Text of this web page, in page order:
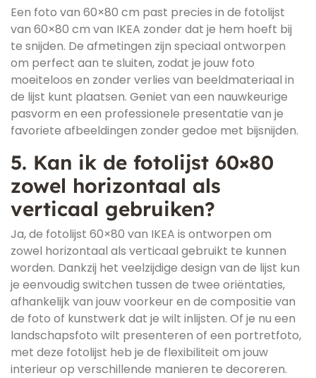
Een foto van 60×80 cm past precies in de fotolijst
van 60×80 cm van IKEA zonder dat je hem hoeft bij
te snijden. De afmetingen zijn speciaal ontworpen
om perfect aan te sluiten, zodat je jouw foto
moeiteloos en zonder verlies van beeldmateriaal in
de lijst kunt plaatsen. Geniet van een nauwkeurige
pasvorm en een professionele presentatie van je
favoriete afbeeldingen zonder gedoe met bijsnijden.
5. Kan ik de fotolijst 60×80
zowel horizontaal als
verticaal gebruiken?
Ja, de fotolijst 60×80 van IKEA is ontworpen om
zowel horizontaal als verticaal gebruikt te kunnen
worden. Dankzij het veelzijdige design van de lijst kun
je eenvoudig switchen tussen de twee oriëntaties,
afhankelijk van jouw voorkeur en de compositie van
de foto of kunstwerk dat je wilt inlijsten. Of je nu een
landschapsfoto wilt presenteren of een portretfoto,
met deze fotolijst heb je de flexibiliteit om jouw
interieur op verschillende manieren te decoreren.